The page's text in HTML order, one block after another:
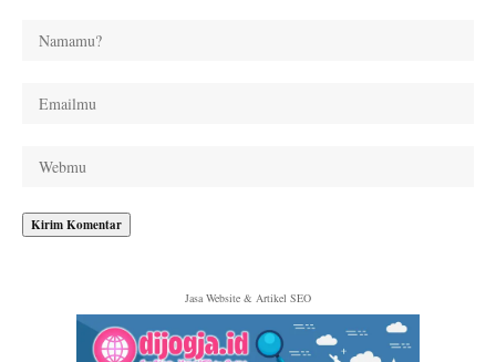
Jasa Website & Artikel SEO